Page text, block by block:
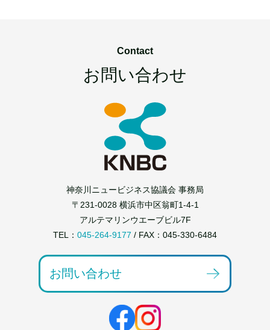
Contact
お問い合わせ
神奈川ニュービジネス協議会 事務局
〒231-0028 横浜市中区翁町1-4-1
アルテマリンウエーブビル7F
TEL： 045-264-9177 / FAX：045-330-6484
お問い合わせ